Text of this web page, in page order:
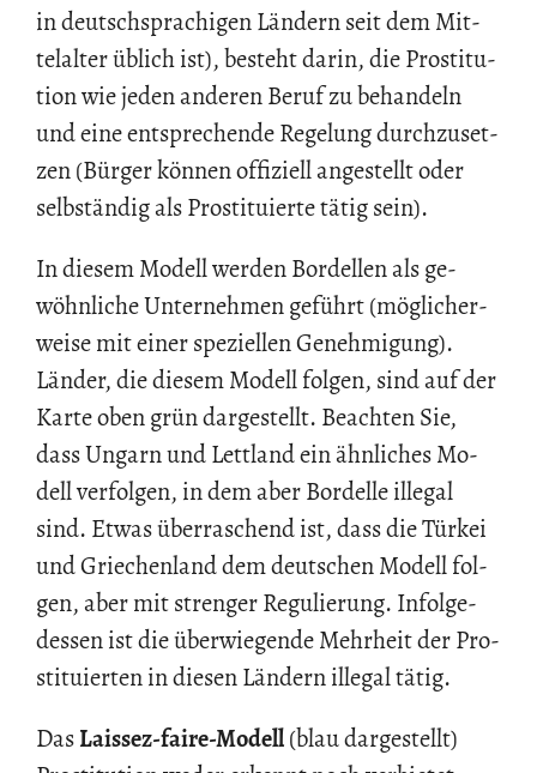
in deutsch­spra­chi­gen Län­dern seit dem Mit­
tel­al­ter üb­lich ist), be­steht darin, die Pro­sti­tu­
ti­on wie jeden an­de­ren Beruf zu be­han­deln
und eine ent­spre­chen­de Re­ge­lung durch­zu­set­
zen (Bür­ger kön­nen of­fi­zi­ell an­ge­stellt oder
selb­stän­dig als Pro­sti­tu­ier­te tätig sein).
In die­sem Mo­dell wer­den Bor­del­len als ge­
wöhn­li­che Un­ter­neh­men ge­führt (mög­li­cher­
wei­se mit einer spe­zi­el­len Ge­neh­mi­gung).
Län­der, die die­sem Mo­dell fol­gen, sind auf der
Karte oben grün dar­ge­stellt. Be­ach­ten Sie,
dass Un­garn und Lett­land ein ähn­li­ches Mo­
dell ver­fol­gen, in dem aber Bor­del­le il­le­gal
sind. Etwas über­ra­schend ist, dass die Tür­kei
und Grie­chen­land dem deut­schen Mo­dell fol­
gen, aber mit stren­ger Re­gu­lie­rung. In­fol­ge­
des­sen ist die über­wie­gen­de Mehr­heit der Pro­
sti­tu­ier­ten in die­sen Län­dern il­le­gal tätig.
DasLais­sez-faire-Mo­dell(blau dar­ge­stellt)